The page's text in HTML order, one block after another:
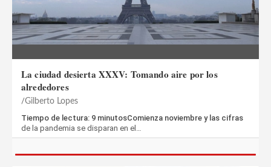
La ciudad desierta XXXV: Tomando aire por los
alrededores
Gilberto Lopes
Tiempo de lectura: 9 minutosComienza noviembre y las cifras
de la pandemia se disparan en el…